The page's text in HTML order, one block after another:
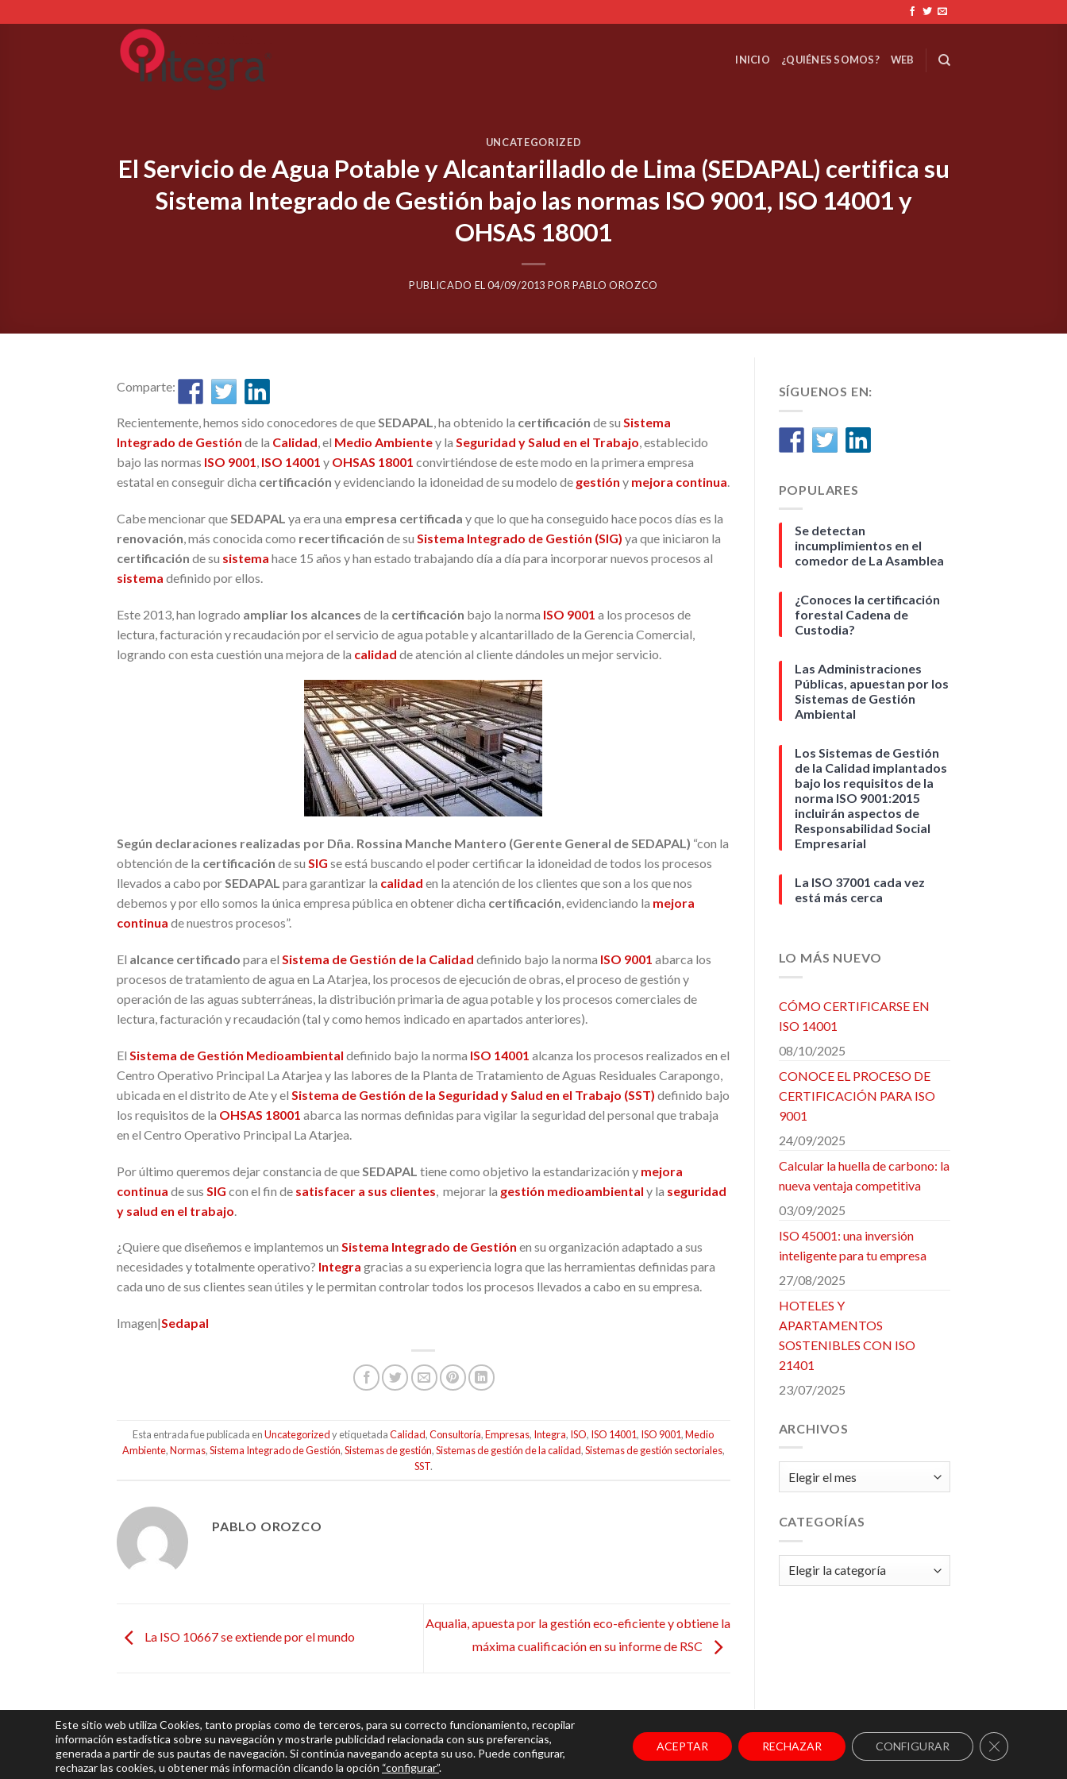
to
INICIO ¿QUIÉNES SOMOS? WEB
UNCATEGORIZED
El Servicio de Agua Potable y Alcantarilladlo de Lima (SEDAPAL) certifica su
Sistema Integrado de Gestión bajo las normas ISO 9001, ISO 14001 y
OHSAS 18001
PUBLICADO EL04/09/2013 PORPABLO OROZCO
Comparte:
Recientemente, hemos sido conocedores de queSEDAPAL, ha obtenido la certificación de su Sistema
Integrado de Gestión de la Calidad, el Medio Ambientey la Seguridad y Salud en el Trabajo, establecido
bajo las normas ISO 9001, ISO 14001 y OHSAS 18001 convirtiéndose de este modo en la primera empresa
estatal en conseguir dicha certificación y evidenciando la idoneidad de su modelo de gestión y mejora continua.
Cabe mencionar que SEDAPAL ya era una empresa certificada y que lo que ha conseguido hace pocos días es la
renovación , más conocida como recertificación de su Sistema Integrado de Gestión (SIG) ya que iniciaron la
certificación de su sistema hace 15 años y han estado trabajando día a día para incorporar nuevos procesos al
sistema definido por ellos.
Este 2013, han logrado ampliar los alcances de la certificación bajo la norma ISO 9001 a los procesos de
lectura, facturación y recaudación por el servicio de agua potable y alcantarillado de la Gerencia Comercial,
logrando con esta cuestión una mejora de la calidad de atención al cliente dándoles un mejor servicio.
Según declaraciones realizadas por Dña. Rossina Manche Mantero (Gerente General de SEDAPAL) “con la
obtención de la certificación de su SIG se está buscando el poder certificar la idoneidad de todos los procesos
llevados a cabo porSEDAPAL para garantizar la calidad en la atención de los clientes que son a los que nos
debemos y por ello somos la única empresa pública en obtener dicha certificación, evidenciando la mejora
continua de nuestros procesos”.
El alcance certificado para el Sistema de Gestión de la Calidad definido bajo la norma ISO 9001 abarca los
procesos de tratamiento de agua en La Atarjea, los procesos de ejecución de obras, el proceso de gestión y
operación de las aguas subterráneas, la distribución primaria de agua potable y los procesos comerciales de
lectura, facturación y recaudación (tal y como hemos indicado en apartados anteriores).
El Sistema de Gestión Medioambiental definido bajo la norma ISO 14001 alcanza los procesos realizados en el
Centro Operativo Principal La Atarjea y las labores de la Planta de Tratamiento de Aguas Residuales Carapongo,
ubicada en el distrito de Ate y el Sistema de Gestión de la Seguridad y Salud en el Trabajo (SST) definido bajo
los requisitos de la OHSAS 18001 abarca las normas definidas para vigilar la seguridad del personal que trabaja
en el Centro Operativo Principal La Atarjea.
Por último queremos dejar constancia de que SEDAPAL tiene como objetivo la estandarización y mejora
continua de sus SIG con el fin de satisfacer a sus clientes , mejorar la gestión medioambiental y la seguridad
y salud en el trabajo
¿Quiere que diseñemos e implantemos un Sistema Integrado de Gestión en su organización adaptado a sus
necesidades y totalmente operativo? Integra gracias a su experiencia logra que las herramientas definidas para
cada uno de sus clientes sean útiles y le permitan controlar todos los procesos llevados a cabo en su empresa.
Imagen|Sedapal
Esta entrada fue publicada enUncategorizedy etiquetadaCalidad,Consultoría,Empresas, Integra, ISO, ISO 14001, ISO 9001,Medio
Ambiente,Normas,Sistema Integrado de Gestión,Sistemas de gestión,Sistemas de gestión de la calidad,Sistemas de gestión sectoriales,
SST.
PABLO OROZCO
La ISO 10667 se extiende por el mundo
Aqualia, apuesta por la gestión eco-eficiente y obtiene la
máxima cualificación en su informe de RSC
SÍGUENOS EN:
POPULARES
Se detectan
incumplimientos en el
comedor de La Asamblea
¿Conoces la certificación
forestal Cadena de
Custodia?
Las Administraciones
Públicas, apuestan por los
Sistemas de Gestión
Ambiental
Los Sistemas de Gestión
de la Calidad implantados
bajo los requisitos de la
norma ISO 9001:2015
incluirán aspectos de
Responsabilidad Social
Empresarial
La ISO 37001 cada vez
está más cerca
LO MÁS NUEVO
CÓMO CERTIFICARSE EN
ISO 14001
08/10/2025
CONOCE EL PROCESO DE
CERTIFICACIÓN PARA ISO
9001
24/09/2025
Calcular la huella de carbono: la
nueva ventaja competitiva
03/09/2025
ISO 45001: una inversión
inteligente para tu empresa
27/08/2025
HOTELES Y
APARTAMENTOS
SOSTENIBLES CON ISO
21401
23/07/2025
ARCHIVOS
CATEGORÍAS
Categorías
© 2026 Integra| Todos los derechos reservados |Aviso Legal y Política de Privacidad Política de Cookies
Este sitio web utiliza Cookies, tanto propias como de terceros, para su correcto funcionamiento, recopilar
información estadística sobre su navegación y mostrarle publicidad relacionada con sus preferencias,
generada a partir de sus pautas de navegación. Si continúa navegando acepta su uso. Puede configurar,
rechazar las cookies, u obtener más información clicando la opción “configurar”.
ACEPTAR RECHAZAR CONFIGURAR CERRAR EL